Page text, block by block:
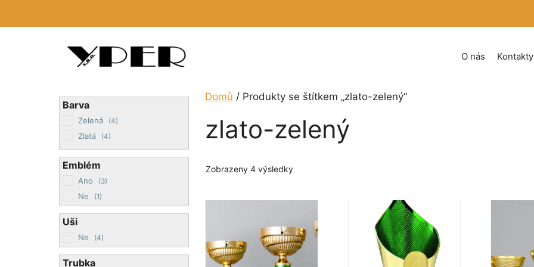
O nás Kontakty
Domů / Produkty se štítkem „zlato-zelený“
zlato-zelený
Zobrazeny 4 výsledkySeřazeno
více
produkt
Barva
Zelená (4)
Zlatá (4)
Emblém
Ano (3)
Ne (1)
Uši
Ne (4)
Trubka